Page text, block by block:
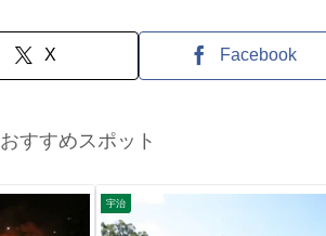
X Facebook
おすすめスポット
宇治